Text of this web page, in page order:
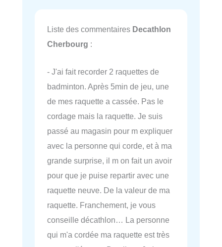
Liste des commentaires Decathlon
Cherbourg :
- J'ai fait recorder 2 raquettes de
badminton. Après 5min de jeu, une
de mes raquette a cassée. Pas le
cordage mais la raquette. Je suis
passé au magasin pour m expliquer
avec la personne qui corde, et à ma
grande surprise, il m on fait un avoir
pour que je puise repartir avec une
raquette neuve. De la valeur de ma
raquette. Franchement, je vous
conseille décathlon… La personne
qui m'a cordée ma raquette est très